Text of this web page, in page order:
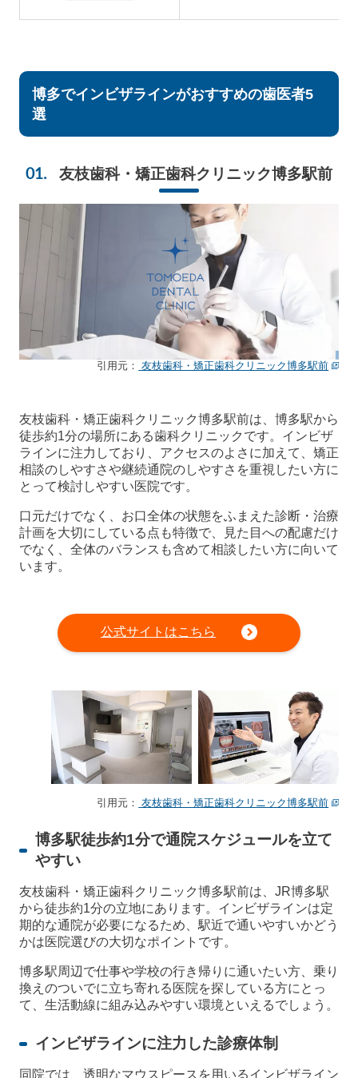
博多でインビザラインがおすすめの歯医者5
選
友枝歯科・矯正歯科クリニック博多駅前
引用元： 友枝歯科・矯正歯科クリニック博多駅前
友枝歯科・矯正歯科クリニック博多駅前は、博多駅から
徒歩約1分の場所にある歯科クリニックです。インビザ
ラインに注力しており、アクセスのよさに加えて、矯正
相談のしやすさや継続通院のしやすさを重視したい方に
とって検討しやすい医院です。
口元だけでなく、お口全体の状態をふまえた診断・治療
計画を大切にしている点も特徴で、見た目への配慮だけ
でなく、全体のバランスも含めて相談したい方に向いて
います。
公式サイトはこちら
引用元： 友枝歯科・矯正歯科クリニック博多駅前
博多駅徒歩約1分で通院スケジュールを立て
やすい
友枝歯科・矯正歯科クリニック博多駅前は、JR博多駅
から徒歩約1分の立地にあります。インビザラインは定
期的な通院が必要になるため、駅近で通いやすいかどう
かは医院選びの大切なポイントです。
博多駅周辺で仕事や学校の行き帰りに通いたい方、乗り
換えのついでに立ち寄れる医院を探している方にとっ
て、生活動線に組み込みやすい環境といえるでしょう。
インビザラインに注力した診療体制
同院では、透明なマウスピースを用いるインビザライン